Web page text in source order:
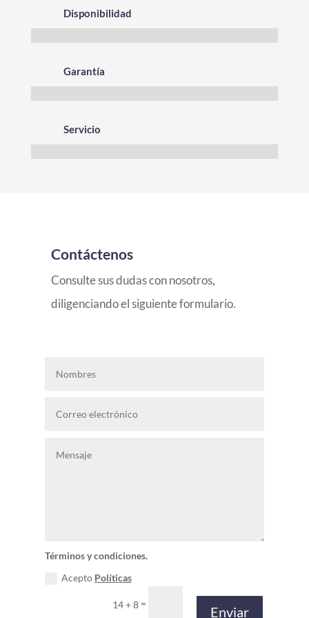
Disponibilidad
Garantía
Servicio
Contáctenos
Consulte sus dudas con nosotros,
diligenciando el siguiente formulario.
Términos y condiciones.
Acepto Políticas
14 + 8 =
Enviar